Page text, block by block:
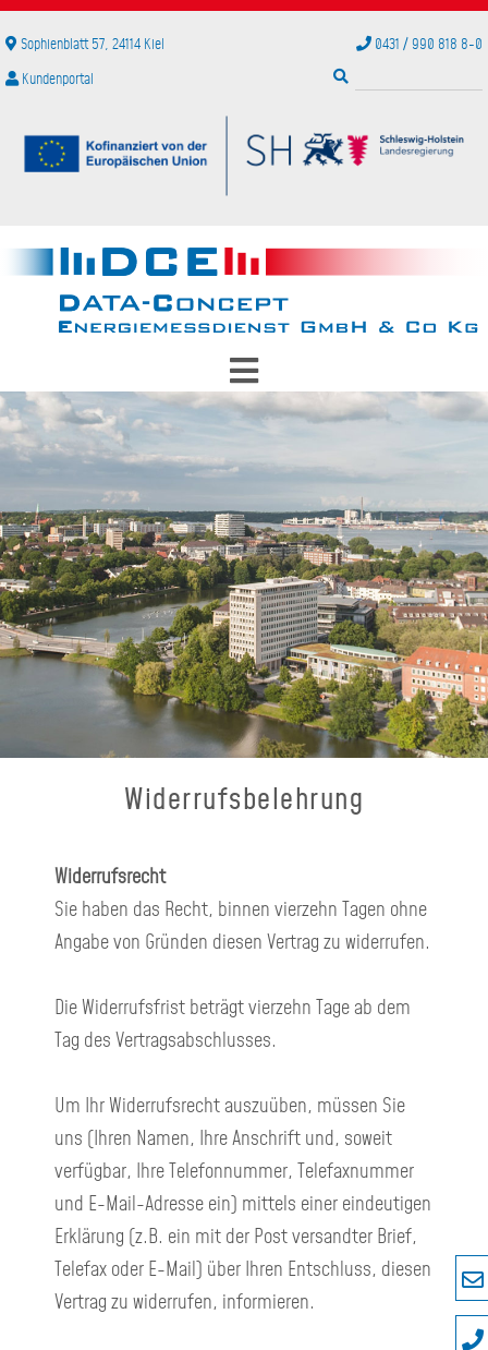
Sophienblatt 57, 24114 Kiel
0431 / 990 818 8-0
Kundenportal
Widerrufsbelehrung
Widerrufsrecht
Sie haben das Recht, binnen vierzehn Tagen ohne
Angabe von Gründen diesen Vertrag zu widerrufen.
Die Widerrufsfrist beträgt vierzehn Tage ab dem
Tag des Vertragsabschlusses.
Um Ihr Widerrufsrecht auszuüben, müssen Sie
uns (Ihren Namen, Ihre Anschrift und, soweit
verfügbar, Ihre Telefonnummer, Telefaxnummer
und E-Mail-Adresse ein) mittels einer eindeutigen
Erklärung (z.B. ein mit der Post versandter Brief,
Telefax oder E-Mail) über Ihren Entschluss, diesen
Vertrag zu widerrufen, informieren.
Gesichter
Karriere
Referenzen
Störung für Rauchwarnmelder melden
Selbstablesung
Downloads